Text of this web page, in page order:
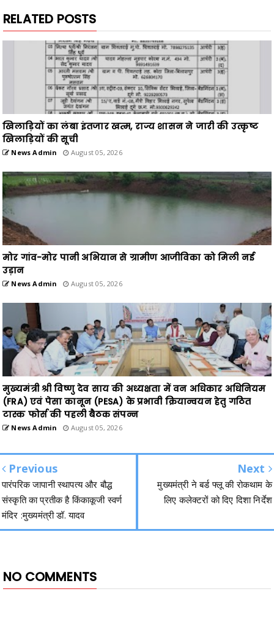
RELATED POSTS
खिलाड़ियों का लंबा इंतजार खत्म, राज्य शासन ने जारी की उत्कृष्ट
खिलाड़ियों की सूची
News Admin August 05, 2026
मोर गांव-मोर पानी अभियान से ग्रामीण आजीविका को मिली नई
उड़ान
News Admin August 05, 2026
मुख्यमंत्री श्री विष्णु देव साय की अध्यक्षता में वन अधिकार अधिनियम
(FRA) एवं पेसा कानून (PESA) के प्रभावी क्रियान्वयन हेतु गठित
टास्क फोर्स की पहली बैठक संपन्न
News Admin August 05, 2026
Previous
पारंपरिक जापानी स्थापत्य और बौद्ध
संस्कृति का प्रतीक है किंकाकूजी स्वर्ण
मंदिर :मुख्यमंत्री डॉ. यादव
Next
मुख्यमंत्री ने बर्ड फ्लू की रोकथाम के
लिए कलेक्टरों को दिए दिशा निर्देश
NO COMMENTS